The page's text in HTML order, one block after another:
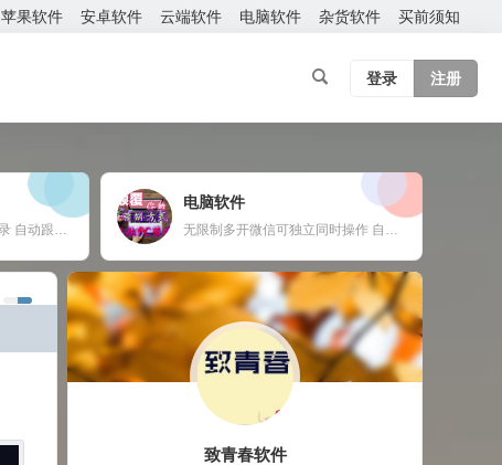
苹果软件 安卓软件 云端软件 电脑软件 杂货软件 买前须知
登录 注册
云端转发软件 官方微信登录 自动跟随 24小时在线抢红包 自动收款 使用须知：您需要有两部手机或者一部手机一台电脑
电脑软件
无限制多开微信可独立同时操作 自动换群一键拉群 支持多群同时爆粉自动换群拉群 免打扰检测僵尸粉僵尸群自动退出 定时群发支持推送名片链接公众号 支持导入手机号添加 修复加群好友功能，无限制添加 新增自动换群自动进群 自动收款自动语音提示 自动通过好友申请
致青春软件